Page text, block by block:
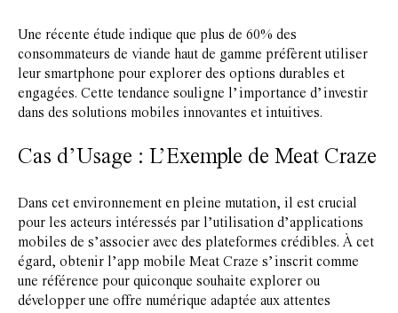
Une récente étude indique que plus de 60% des
consommateurs de viande haut de gamme préfèrent utiliser
leur smartphone pour explorer des options durables et
engagées. Cette tendance souligne l’importance d’investir
dans des solutions mobiles innovantes et intuitives.
Cas d’Usage : L’Exemple de Meat Craze
Dans cet environnement en pleine mutation, il est crucial
pour les acteurs intéressés par l’utilisation d’applications
mobiles de s’associer avec des plateformes crédibles. À cet
égard, obtenir l’app mobile Meat Craze s’inscrit comme
une référence pour quiconque souhaite explorer ou
développer une offre numérique adaptée aux attentes